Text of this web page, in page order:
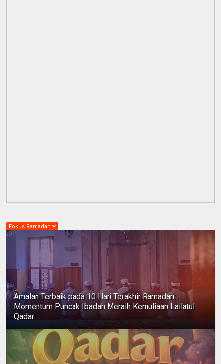
Fokus Ramadan
Amalan Terbaik pada 10 Hari Terakhir Ramadan:
Momentum Puncak Ibadah Meraih Kemuliaan Lailatul
Qadar